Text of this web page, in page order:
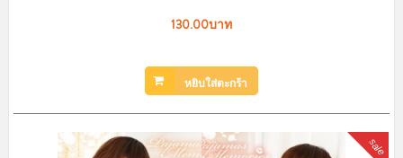
130.00บาท
หยิบใส่ตะกร้า
sale